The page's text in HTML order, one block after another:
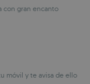
con gran encanto
móvil y te avisa de ello